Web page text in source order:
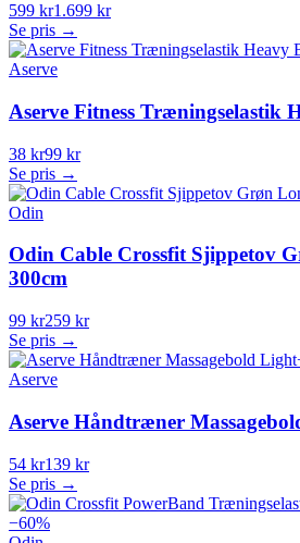
599 kr1.699 kr
Se pris →
Aserve
Aserve Fitness Træningselastik
38 kr99 kr
Se pris →
Odin
Odin Cable Crossfit Sjippetov
300cm
99 kr259 kr
Se pris →
Aserve
Aserve Håndtræner
54 kr139 kr
Se pris →
−60%